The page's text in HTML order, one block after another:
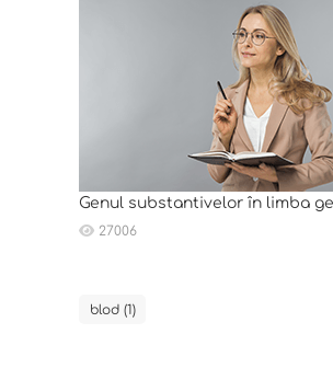
Genul substantivelor în limba
27006
blod (1)